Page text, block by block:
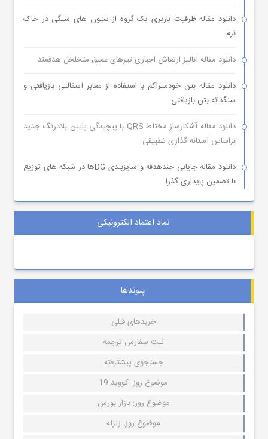
دانلود مقاله ظرفیت باربری یک گروه از ستون های سنگی در خاک
نرم
دانلود مقاله آنالیز ارتعاش اجباری تیرهای عمیق متخلخل هدفمند
دانلود مقاله بتن خودمتراکم با استفاده از معابر آسفالتی بازیافتی و
سنگدانه بتن بازیافتی
دانلود مقاله آشکارساز مختلط QRS با پیچیدگی پایین بلادرنگ جدید
براساس آستانه گذاری تطبیقی
دانلود مقاله جایابی چندهدفه و سایزبندی DGها در شبکه های توزیع
با تضمین پایداری گذرا
نماد اعتماد الکترونیکی
پیوندها
خریدهای قبلی
ثبت سفارش ترجمه
جستجوی پیشترفته
موضوع روز: کووید 19
موضوع روز: بازار بورس
موضوع روز: زلزله